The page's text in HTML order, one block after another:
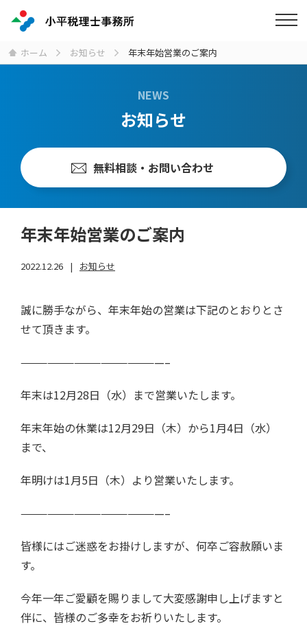
ホーム お知らせ 年末年始営業のご案内
NEWS
お知らせ
無料相談・お問い合わせ
年末年始営業のご案内
2022.12.26 お知らせ
誠に勝手ながら、年末年始の営業は下記のとおりとさ
せて頂きます。
————————————————–
年末は12月28日（水）まで営業いたします。
年末年始の休業は12月29日（木）から1月4日（水）
まで、
年明けは1月5日（木）より営業いたします。
————————————————–
皆様にはご迷惑をお掛けしますが、何卒ご容赦願いま
す。
今年一年ご愛顧を賜りまして大変感謝申し上げますと
伴に、皆様のご多幸をお祈りいたします。